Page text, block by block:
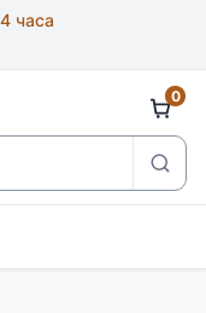
часа
0